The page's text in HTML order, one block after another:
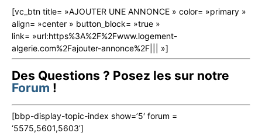
[vc_btn title= »AJOUTER UNE ANNONCE » color= »primary »
align= »center » button_block= »true »
link= »url:https%3A%2F%2Fwww.logement-
algerie.com%2Fajouter-annonce%2F||| »]
Des Questions ? Posez les sur notre
Forum !
[bbp-display-topic-index show=’5′ forum =
‘5575,5601,5603’]